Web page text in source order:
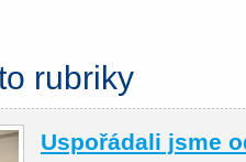
rubriky
Uspořádali jsme